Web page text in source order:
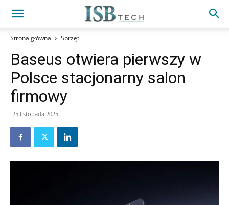
Strona główna Sprzęt
Baseus otwiera pierwszy w
Polsce stacjonarny salon
firmowy
25 listopada 2025